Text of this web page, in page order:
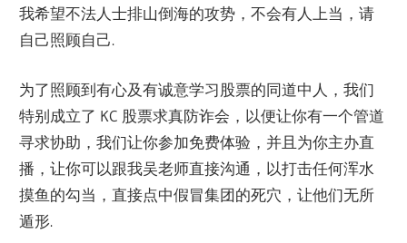
我希望不法人士排山倒海的攻势，不会有人上当，请
自己照顾自己.
为了照顾到有心及有诚意学习股票的同道中人，我们
特别成立了 KC 股票求真防诈会，以便让你有一个管道
寻求协助，我们让你参加免费体验，并且为你主办直
播，让你可以跟我吴老师直接沟通，以打击任何浑水
摸鱼的勾当，直接点中假冒集团的死穴，让他们无所
遁形.